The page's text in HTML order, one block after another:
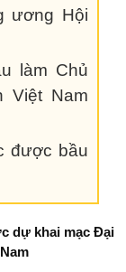
ương Hội
làm Chủ
Việt Nam
được bầu
dự khai mạc Đại